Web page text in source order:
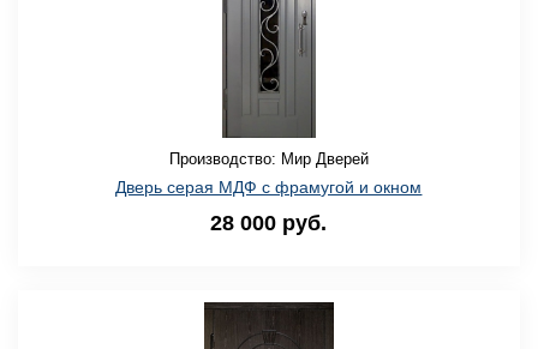
Производство: Мир Дверей
Дверь серая МДФ с фрамугой и окном
28 000 руб.